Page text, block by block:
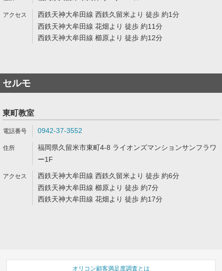
西鉄天神大牟田線 西鉄久留米より 徒歩 約1分
西鉄天神大牟田線 花畑より 徒歩 約11分
西鉄天神大牟田線 櫛原より 徒歩 約12分
セルモ
東町教室
0942-37-3552
福岡県久留米市東町4-8 ライオンズマンションサンフラワ
ー1F
西鉄天神大牟田線 西鉄久留米より 徒歩 約6分
西鉄天神大牟田線 櫛原より 徒歩 約7分
西鉄天神大牟田線 花畑より 徒歩 約17分
オリコン顧客満足度調査とは